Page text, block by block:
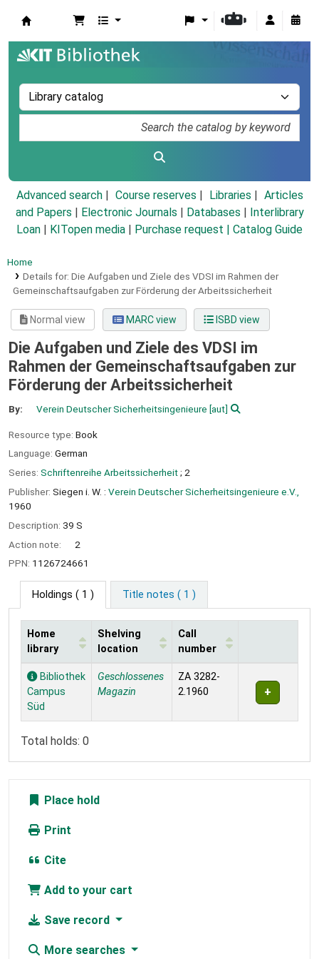
Advanced search Course reserves Libraries
Articles
and Papers
Electronic Journals Databases
Interlibrary
Loan
KITopen media Purchase request | Catalog Guide
Home
Details for: Die Aufgaben und Ziele des VDSI im Rahmen der
Gemeinschaftsaufgaben zur Förderung der Arbeitssicherheit
Normal view MARC view ISBD view
Die Aufgaben und Ziele des VDSI im
Rahmen der Gemeinschaftsaufgaben zur
Förderung der Arbeitssicherheit
By: Verein Deutscher Sicherheitsingenieure [aut]
Resource type: Book
Language: German
Series: Schriftenreihe Arbeitssicherheit; 2
Publisher: Siegen i. W. : Verein Deutscher Sicherheitsingenieure e.V.,
1960
Description: 39 S
Action note:
2
PPN: 1126724661
Holdings ( 1 ) Title notes ( 1 )
Holdings
Home
library
Shelving
location
Call
number
Bibliothek
Campus
Süd
Geschlossenes
Magazin
ZA 3282-
2.1960
Total holds: 0
Place hold
Print
Cite
Add to your cart
Save record
More searches